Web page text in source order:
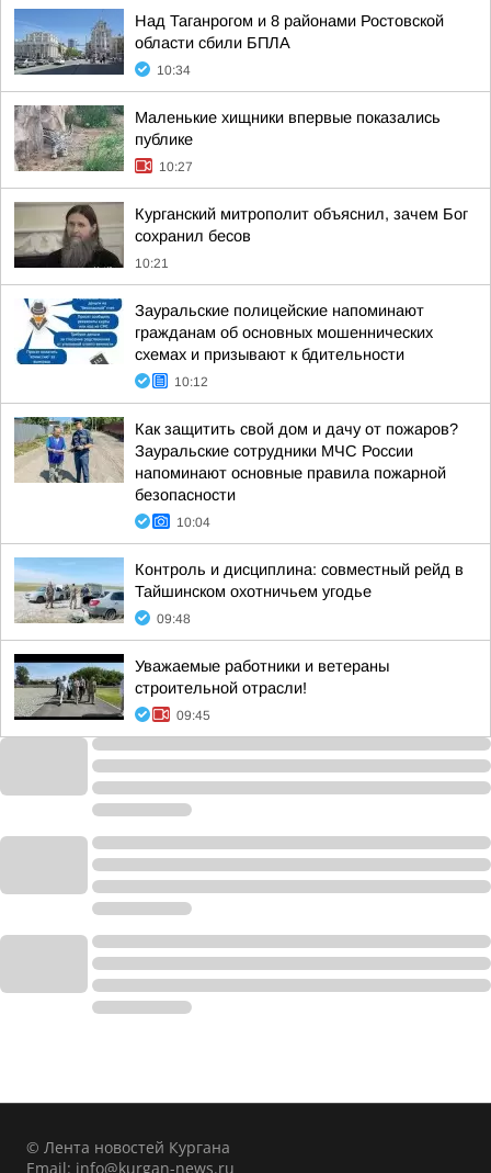
Над Таганрогом и 8 районами Ростовской
области сбили БПЛА
10:34
Маленькие хищники впервые показались
публике
10:27
Курганский митрополит объяснил, зачем Бог
сохранил бесов
10:21
Зауральские полицейские напоминают
гражданам об основных мошеннических
схемах и призывают к бдительности
10:12
Как защитить свой дом и дачу от пожаров?
Зауральские сотрудники МЧС России
напоминают основные правила пожарной
безопасности
10:04
Контроль и дисциплина: совместный рейд в
Тайшинском охотничьем угодье
09:48
Уважаемые работники и ветераны
строительной отрасли!
09:45
© Лента новостей Кургана
Email: info@kurgan-news.ru